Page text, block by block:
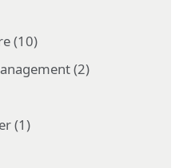
(10)
(2)
(1)